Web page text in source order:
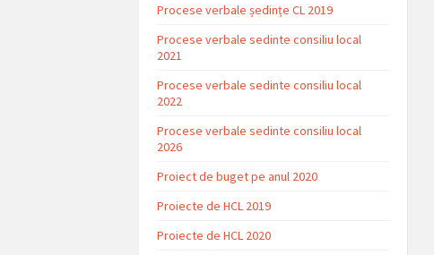
Procese verbale ședințe CL 2019
Procese verbale sedinte consiliu local
2021
Procese verbale sedinte consiliu local
2022
Procese verbale sedinte consiliu local
2026
Proiect de buget pe anul 2020
Proiecte de HCL 2019
Proiecte de HCL 2020